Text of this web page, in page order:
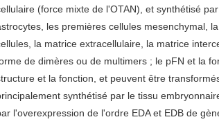
(force mixte de l'OTAN), et synthétisé
les premières cellules mesenchymal,
la matrice extracellulaire, la matrice
de dimères ou de multimers ; le pFN et la
et la fonction, et peuvent être
synthétisé par le tissu
l'overexpression de l'ordre EDA et EDB de